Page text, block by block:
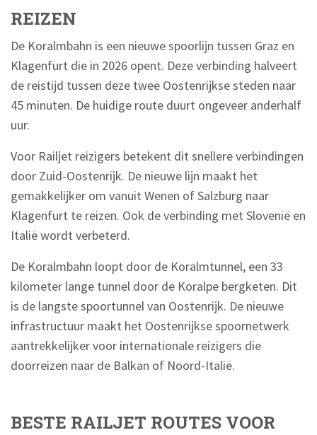
REIZEN
De Koralmbahn is een nieuwe spoorlijn tussen Graz en
Klagenfurt die in 2026 opent. Deze verbinding halveert
de reistijd tussen deze twee Oostenrijkse steden naar
45 minuten. De huidige route duurt ongeveer anderhalf
uur.
Voor Railjet reizigers betekent dit snellere verbindingen
door Zuid-Oostenrijk. De nieuwe lijn maakt het
gemakkelijker om vanuit Wenen of Salzburg naar
Klagenfurt te reizen. Ook de verbinding met Slovenië en
Italië wordt verbeterd.
De Koralmbahn loopt door de Koralmtunnel, een 33
kilometer lange tunnel door de Koralpe bergketen. Dit
is de langste spoortunnel van Oostenrijk. De nieuwe
infrastructuur maakt het Oostenrijkse spoornetwerk
aantrekkelijker voor internationale reizigers die
doorreizen naar de Balkan of Noord-Italië.
BESTE RAILJET ROUTES VOOR